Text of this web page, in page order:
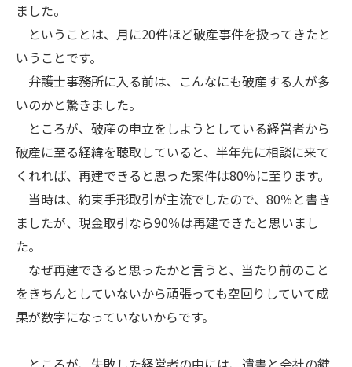
ました。
ということは、月に20件ほど破産事件を扱ってきたと
いうことです。
弁護士事務所に入る前は、こんなにも破産する人が多
いのかと驚きました。
ところが、破産の申立をしようとしている経営者から
破産に至る経緯を聴取していると、半年先に相談に来て
くれれば、再建できると思った案件は80％に至ります。
当時は、約束手形取引が主流でしたので、80％と書き
ましたが、現金取引なら90％は再建できたと思いまし
た。
なぜ再建できると思ったかと言うと、当たり前のこと
をきちんとしていないから頑張っても空回りしていて成
果が数字になっていないからです。